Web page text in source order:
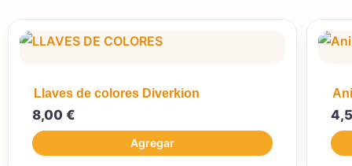
Llaves de colores Diverkion
8,00 €
Agregar